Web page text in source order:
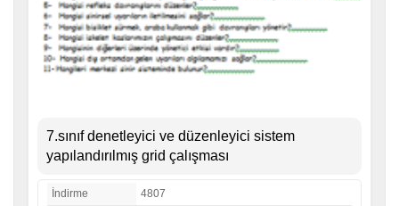
7.sınıf denetleyici ve düzenleyici sistem
yapılandırılmış grid çalışması
İndirme
4807